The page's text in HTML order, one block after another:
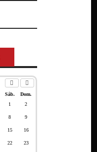
Sáb.
Dom.
1
2
8 9
15 16
22 23